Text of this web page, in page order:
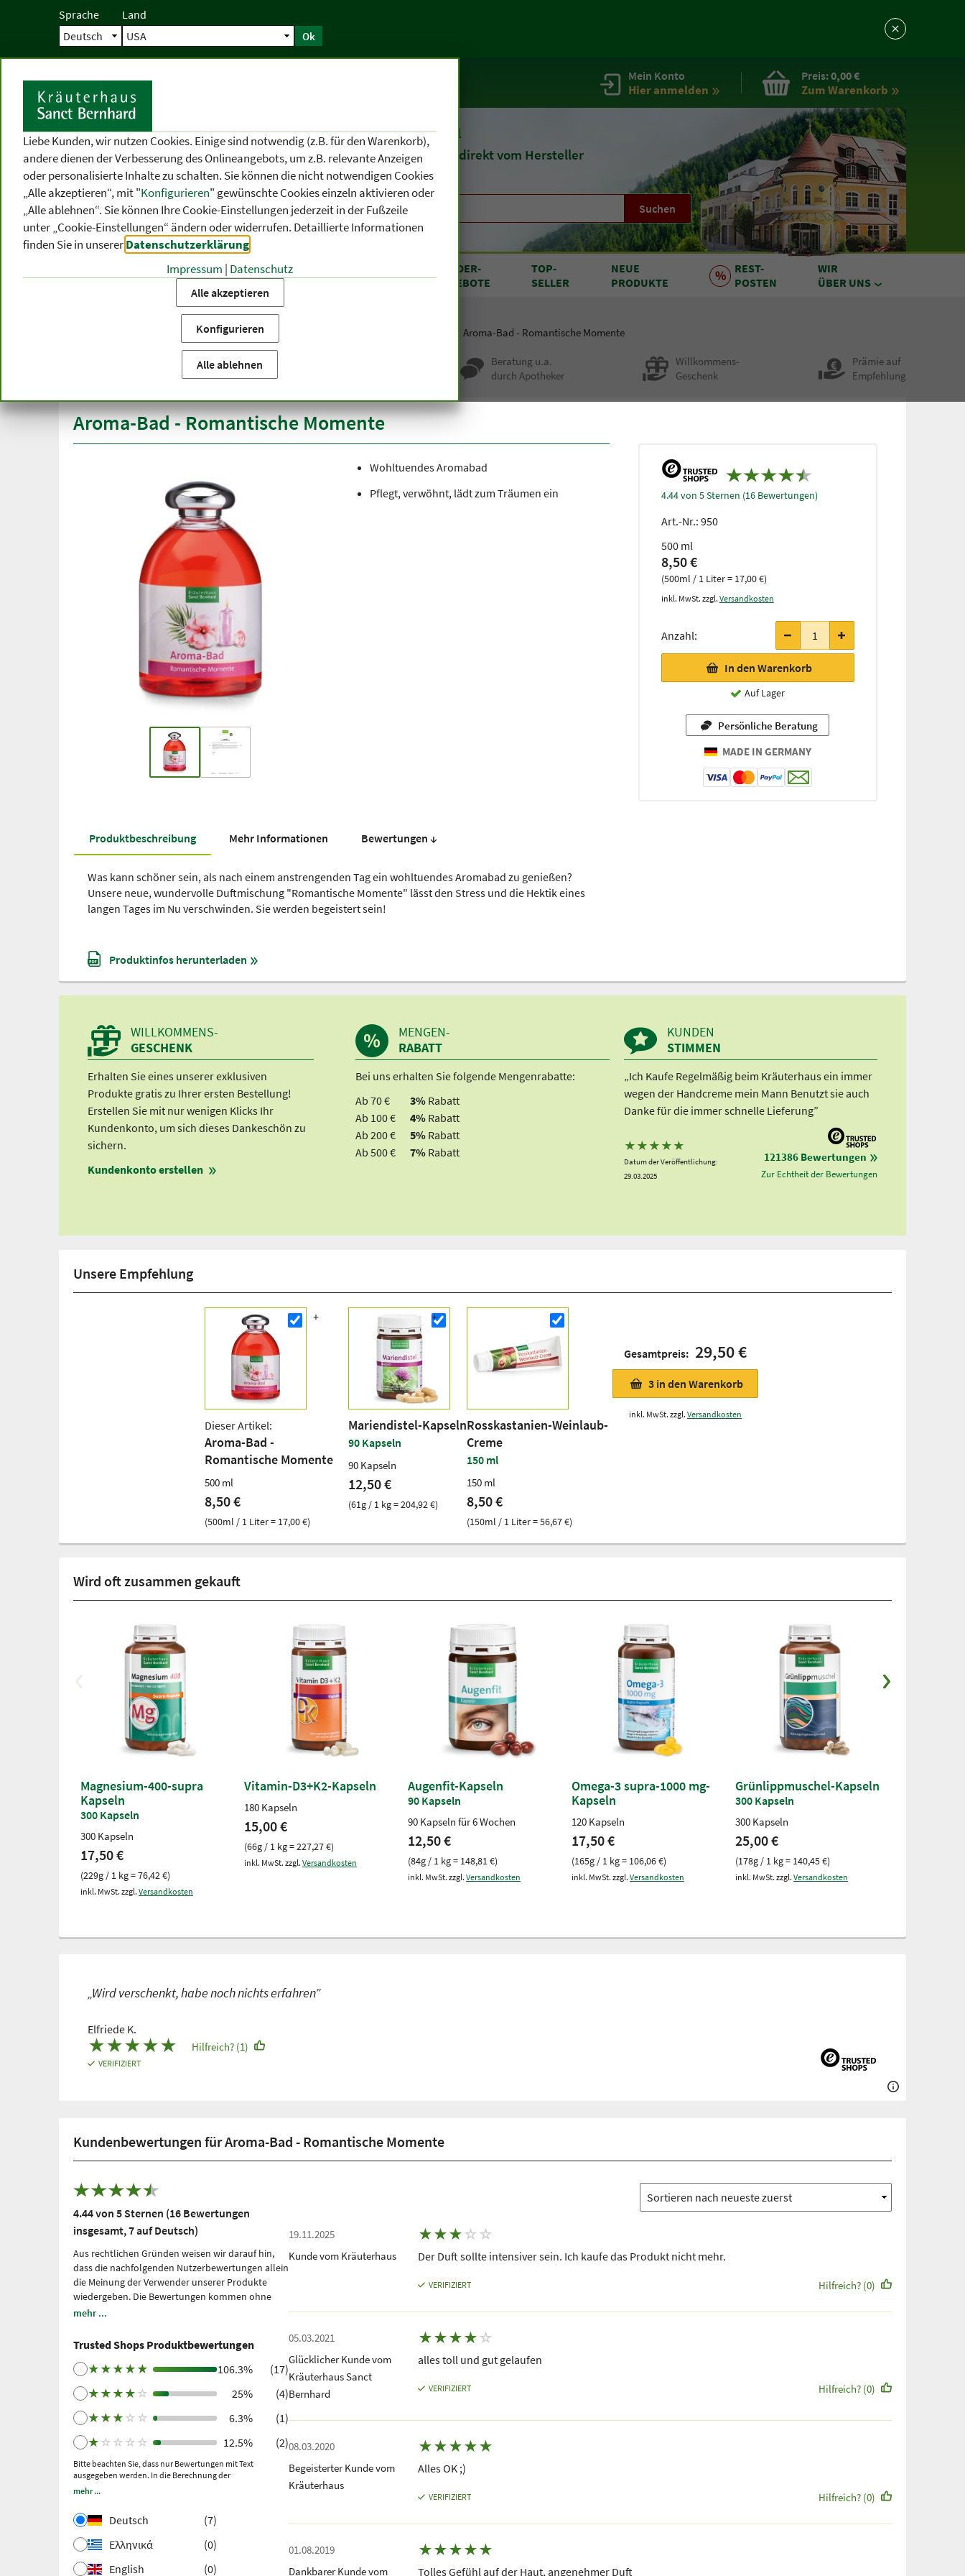
Sprache Land
Ok
Startseite Mein Konto
Hier anmelden
Preis:0,00 €
Zum Warenkorb
Seit 1903Naturheilmittel
undKosmetik direkt vom Hersteller
Suchen
KATEGORIEN
THEMEN-
BEREICHE
VON A BIS Z
SONDER-
ANGEBOTE
TOP-
SELLER
NEUE
PRODUKTE
REST-
POSTEN
WIR
ÜBER UNS
Startseite Produktkategorien
Aroma-Bad - Romantische Momente
Beratung u.a.
durch Apotheker
Willkommens-
Geschenk
Prämie auf
Empfehlung
Aroma-Bad - Romantische Momente
4.44 von 5 Sternen (16 Bewertungen)
Art.-Nr.: 950
500 ml
8,50 €
(500ml / 1 Liter = 17,00 €)
inkl. MwSt. zzgl. Versandkosten
Anzahl:
In den Warenkorb
Auf Lager
Persönliche Beratung
Wohltuendes Aromabad
Pflegt, verwöhnt, lädt zum Träumen ein
Produkt­beschreibung Mehr Informationen Bewer­tungen ↓
Was kann schöner sein, als nach einem anstrengenden Tag ein wohltuendes Aromabad zu genießen?
Unsere neue, wundervolle Duftmischung "Romantische Momente" lässt den Stress und die Hektik eines
langen Tages im Nu verschwinden. Sie werden begeistert sein!
Produktinfos herunterladen
Unsere Empfehlung
Dieser Artikel:
Aroma-Bad -
Romantische Momente
500 ml
8,50 €
(500ml / 1 Liter = 17,00 €)
Mariendistel-Kapseln
90 Kapseln
90 Kapseln
12,50 €
(61g / 1 kg = 204,92 €)
Rosskastanien-Weinlaub-
Creme
150 ml
150 ml
8,50 €
(150ml / 1 Liter = 56,67 €)
Gesamtpreis: 29,50 €
3 in den Warenkorb
inkl. MwSt. zzgl. Versandkosten
Wird oft zusammen gekauft
Magnesium-400-supra
Kapseln
300 Kapseln
300 Kapseln
17,50 €
(229g / 1 kg = 76,42 €)
inkl. MwSt. zzgl. Versandkosten
Vitamin-D3+K2-Kapseln
180 Kapseln
15,00 €
(66g / 1 kg = 227,27 €)
inkl. MwSt. zzgl. Versandkosten
Augenfit-Kapseln
90 Kapseln
90 Kapseln für 6 Wochen
12,50 €
(84g / 1 kg = 148,81 €)
inkl. MwSt. zzgl. Versandkosten
Omega-3 supra-1000 mg-
Kapseln
120 Kapseln
17,50 €
(165g / 1 kg = 106,06 €)
inkl. MwSt. zzgl. Versandkosten
Grünlippmuschel-Kapseln
300 Kapseln
300 Kapseln
25,00 €
(178g / 1 kg = 140,45 €)
inkl. MwSt. zzgl. Versandkosten
„Wird verschenkt, habe noch nichts erfahren”
Elfriede K.
★★★★★
VERIFIZIERT
Hilfreich? (1)
Kundenbewertungen für Aroma-Bad - Romantische Momente
4.44 von 5 Sternen (16 Bewertungen
insgesamt, 7 auf Deutsch)
Aus rechtlichen Gründen weisen wir darauf hin,
dass die nachfolgenden Nutzerbewertungen allein
die Meinung der Verwender unserer Produkte
wiedergeben. Die Bewertungen kommen ohne
unsere Einflussnahme zustande, wir geben sie
sie uns zu eigen zu machen. Bitte beachten Sie: Es
handelt sich um persönliche, individuelle
Erfahrungen, welche nicht durch Studien belegt
Dienstleister seit 2021 für die Einholung von
Bewertungen. Trusted Shops hat Maßnahmen
getroffen, um sicherzustellen, dass es sich um
echte Bewertungen handelt.Mehr Informationen.
einem getätigten Kauf und anschließender
Einladung gesammelt.
mehr ...
Trusted Shops Produktbewertungen
★ ★ ★ ★ ★ 106.3%
(17)
★ ★ ★ ★ ☆ 25%
(4)
★ ★ ★ ☆ ☆ 6.3%
(1)
★ ☆ ☆ ☆ ☆ 12.5% (2)
Bitte beachten Sie, dass nur Bewertungen mit Text
ausgegeben werden. In die Berechnung der
Gesamtbewertung fließen auch Sternebewertungen ohne
mehr ...
Deutsch
(7)
Ελληνικά
(0)
English
(0)
19.11.2025
Kunde vom Kräuterhaus
★★★ ☆ ☆
Der Duft sollte intensiver sein. Ich kaufe das Produkt nicht mehr.
VERIFIZIERT Hilfreich? (0)
05.03.2021
Glücklicher Kunde vom
Kräuterhaus Sanct
Bernhard
★★★★ ☆
alles toll und gut gelaufen
VERIFIZIERT Hilfreich? (0)
08.03.2020
Begeisterter Kunde vom
Kräuterhaus
★★★★★
Alles OK ;)
VERIFIZIERT Hilfreich? (0)
01.08.2019
Dankbarer Kunde vom
★★★★★
Tolles Gefühl auf der Haut, angenehmer Duft
WILLKOMMENS-
GESCHENK
Erhalten Sie eines unserer exklusiven
Produkte gratis zu Ihrer ersten Bestellung!
Erstellen Sie mit nur wenigen Klicks Ihr
Kundenkonto, um sich dieses Dankeschön zu
sichern.
Kundenkonto erstellen
MENGEN-
RABATT
Bei uns erhalten Sie folgende Mengenrabatte:
Ab 70 €
3% Rabatt
Ab 100 €
4% Rabatt
Ab 200 €
5% Rabatt
Ab 500 €
7% Rabatt
KUNDEN
STIMMEN
„Ich Kaufe Regelmäßig beim Kräuterhaus ein immer
wegen der Handcreme mein Mann Benutzt sie auch
Danke für die immer schnelle Lieferung”
★ ★ ★ ★ ★
Datum der Veröffentlichung:
29.03.2025
121386 Bewertungen
Zur Echtheit der Bewertungen
Liebe Kunden, wir nutzen Cookies. Einige sind notwendig (z.B. für den Warenkorb),
andere dienen der Verbesserung des Onlineangebots, um z.B. relevante Anzeigen
oder personalisierte Inhalte zu schalten. Sie können die nicht notwendigen Cookies
„Alle akzeptieren“, mit "Konfigurieren" gewünschte Cookies einzeln aktivieren oder
„Alle ablehnen“. Sie können Ihre Cookie-Einstellungen jederzeit in der Fußzeile
unter „Cookie-Einstellungen“ ändern oder widerrufen. Detaillierte Informationen
finden Sie in unsererDatenschutzerklärung
Impressum | Datenschutz
Alle akzeptieren
Konfigurieren
Alle ablehnen